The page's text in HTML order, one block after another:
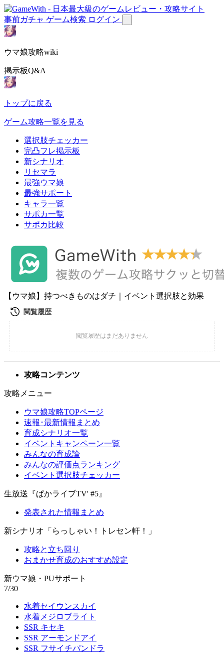
事前ガチャ ゲーム検索 ログイン
ウマ娘攻略wiki
掲示板Q&A
トップに戻る
ゲーム攻略一覧を見る
選択肢チェッカー
完凸フレ掲示板
新シナリオ
リセマラ
最強ウマ娘
最強サポート
キャラ一覧
サポカ一覧
サポカ比較
【ウマ娘】持つべきものはダチ｜イベント選択肢と効果
攻略コンテンツ
攻略メニュー
ウマ娘攻略TOPページ
速報･最新情報まとめ
育成シナリオ一覧
イベントキャンペーン一覧
みんなの育成論
みんなの評価点ランキング
イベント選択肢チェッカー
生放送『ぱかライブTV' #5』
発表された情報まとめ
新シナリオ「らっしゃい！トレセン軒！」
攻略と立ち回り
おまかせ育成のおすすめ設定
新ウマ娘・PUサポート
7/30
水着セイウンスカイ
水着メジロブライト
SSR キセキ
SSR アーモンドアイ
SSR フサイチパンドラ